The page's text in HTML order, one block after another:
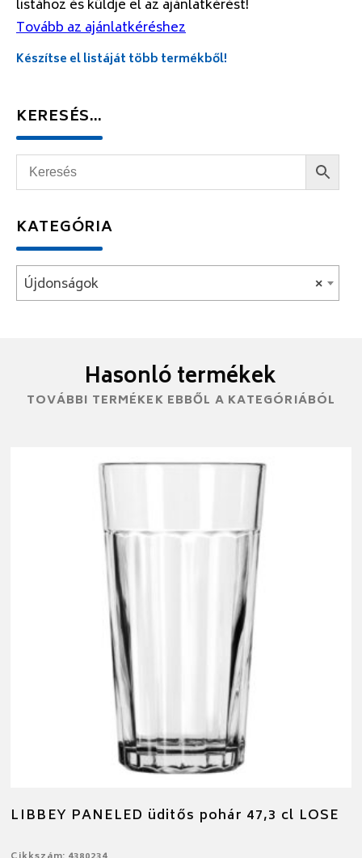
listához és küldje el az ajánlatkérést!
Tovább az ajánlatkéréshez
Készítse el listáját több termékből!
KERESÉS…
KATEGÓRIA
×
Újdonságok
Hasonló termékek
TOVÁBBI TERMÉKEK EBBŐL A KATEGÓRIÁBÓL
LIBBEY PANELED üditős pohár 47,3 cl LOSE